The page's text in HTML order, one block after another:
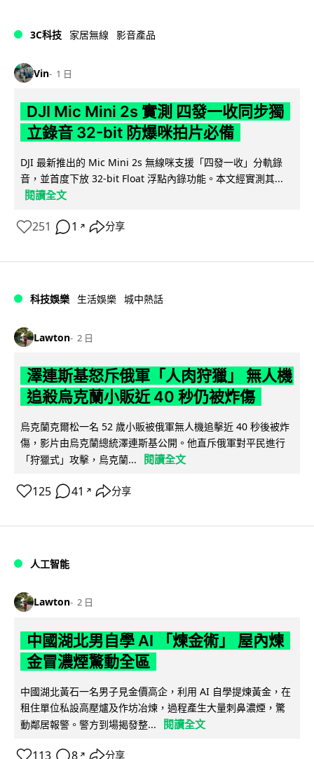
3C科技 家居無線 影音產品
Vin 1 日
DJI Mic Mini 2s 實測 四發一收同步獨
立錄音 32-bit 防爆咪拍片必備
DJI 最新推出的 Mic Mini 2s 無線咪支援「四發一收」分軌錄
音，並首度下放 32-bit Float 浮點內錄功能。本文經實測其...
閱讀全文
251 1 ↗ 分享
科技娛樂 生活娛樂 城中熱話
Lawton 2 日
澤連斯基怒斥俄軍「人肉狩獵」 無人機
追殺烏克蘭小販近 40 秒仍被炸傷
烏克蘭克爾松一名 52 歲小販被俄軍無人機追擊近 40 秒後被炸
傷，影片由烏克蘭總統澤連斯基公開。他直斥俄軍對平民進行
「狩獵式」攻擊，烏克蘭...
閱讀全文
125 41 ↗ 分享
人工智能
Lawton 2 日
中國湖北男自學 AI 「煉金術」 屋內煉
金冒濃煙驚動全區
中國湖北黃石一名男子見金價高企，利用 AI 自學提煉黃金，在
租住單位私設高壓爐及作坊冶煉，過程產生大量刺鼻濃煙，驚
動鄰居報警。警方到場揭發整...
閱讀全文
113 8 ↗ 分享